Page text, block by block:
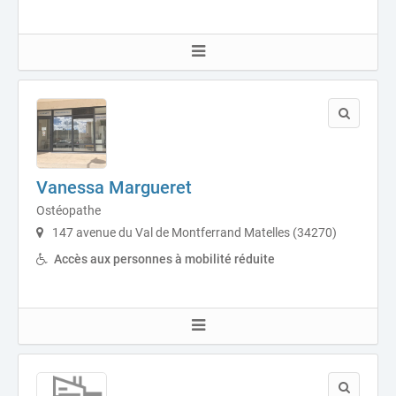
Vanessa Margueret
Ostéopathe
147 avenue du Val de Montferrand Matelles (34270)
Accès aux personnes à mobilité réduite